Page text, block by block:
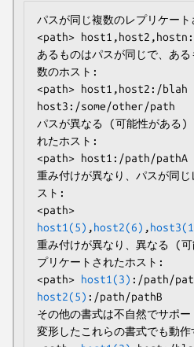
パスが同じ複数のレプリケー
<path>
あるものはパスが同じで、あ
数のホスト:
<path> host1,host2:/blah
host3:/some/other/path
パスが異なる (可能性がある)
れたホスト:
<path> host1:/path/
重み付けが異なり、パスが同
スト:
host1(5) ,host2(6) ,
重み付けが異なり、異なる (
プリケートされたホスト:
<path> host1(3)
host2(5) :/path/pathB
その他の書式は不自然でサポー
変形したこれらの書式でも動作